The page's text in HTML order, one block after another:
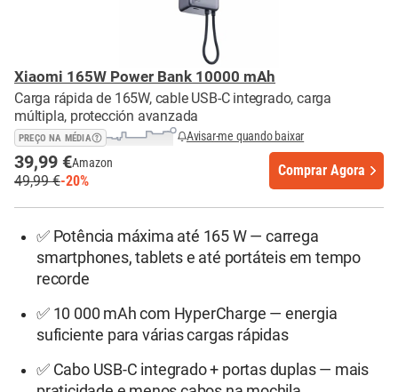
Xiaomi 165W Power Bank 10000 mAh
Carga rápida de 165W, cable USB-C integrado, carga
múltipla, protección avanzada
PREÇO NA MÉDIA Avisar-me quando baixar
39,99 €Amazon
49,99 €-20%
Comprar Agora
✅ Potência máxima até 165 W — carrega
smartphones, tablets e até portáteis em tempo
recorde
✅ 10 000 mAh com HyperCharge — energia
suficiente para várias cargas rápidas
✅ Cabo USB-C integrado + portas duplas — mais